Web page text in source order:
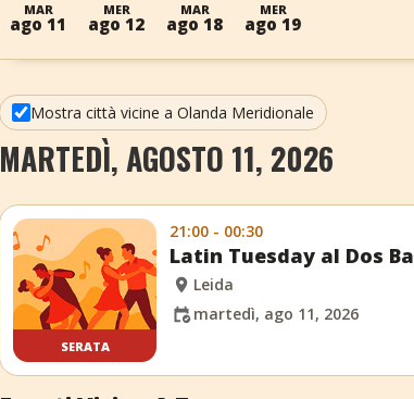
MAR
ago 11
MER
ago 12
MAR
ago 18
MER
ago 19
Mostra città vicine a Olanda Meridionale
MARTEDÌ, AGOSTO 11, 2026
SERATA
21:00 - 00:30
Latin Tuesday al Dos
Leida
martedì, ago 11, 2026